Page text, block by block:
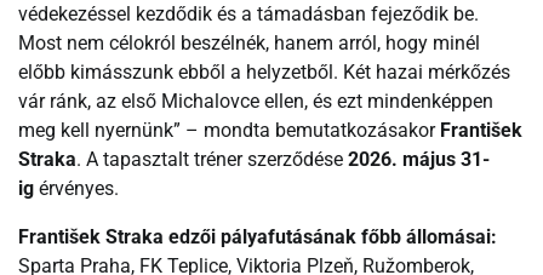
védekezéssel kezdődik és a támadásban fejeződik be.
Most nem célokról beszélnék, hanem arról, hogy minél
előbb kimásszunk ebből a helyzetből. Két hazai mérkőzés
vár ránk, az első Michalovce ellen, és ezt mindenképpen
meg kell nyernünk” – mondta bemutatkozásakor František
Straka. A tapasztalt tréner szerződése 2026. május 31-
ig érvényes.
František Straka edzői pályafutásának főbb állomásai:
Sparta Praha, FK Teplice, Viktoria Plzeň, Ružomberok,